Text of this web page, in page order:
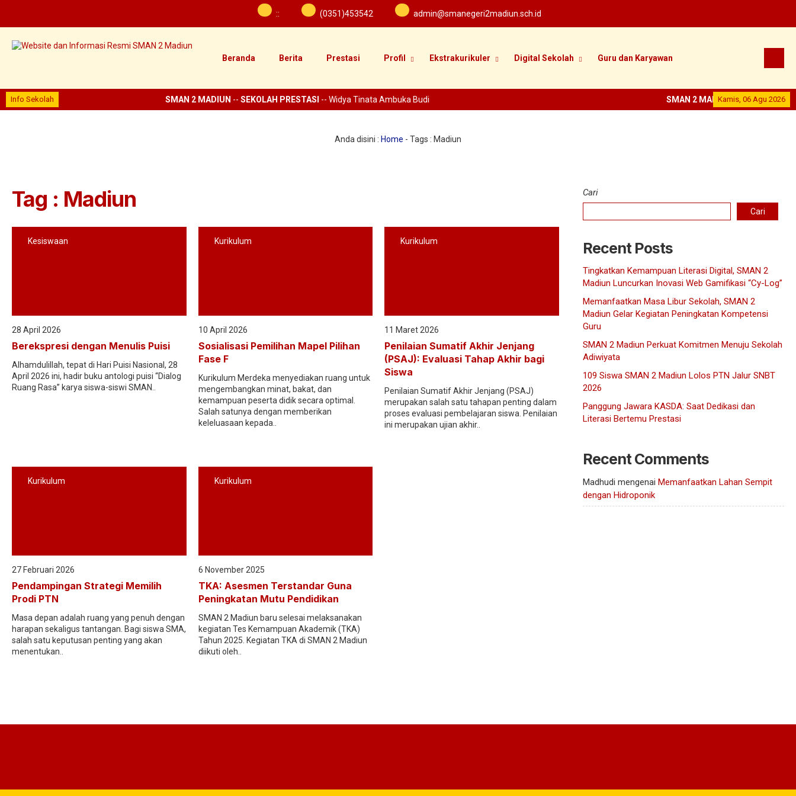
:: (0351)453542 admin@smanegeri2madiun.sch.id
Beranda Berita Prestasi Profil Ekstrakurikuler Digital Sekolah Guru dan Karyawan
Info Sekolah Kamis, 06 Agu 2026
SMAN 2 MADIUN--SEKOLAH
SMAN 2 MADIUN --SEKOLAH PRESTASI-- Widya Tinata Ambuka Budi
Anda disini : Home - Tags : Madiun
Tag : Madiun
Kesiswaan
28 April 2026
Berekspresi dengan Menulis Puisi
Alhamdulillah, tepat di Hari Puisi Nasional, 28
April 2026 ini, hadir buku antologi puisi “Dialog
Ruang Rasa” karya siswa-siswi SMAN..
Kurikulum
10 April 2026
Sosialisasi Pemilihan Mapel Pilihan
Fase F
Kurikulum Merdeka menyediakan ruang untuk
mengembangkan minat, bakat, dan
kemampuan peserta didik secara optimal.
Salah satunya dengan memberikan
keleluasaan kepada..
Kurikulum
11 Maret 2026
Penilaian Sumatif Akhir Jenjang
(PSAJ): Evaluasi Tahap Akhir bagi
Siswa
Penilaian Sumatif Akhir Jenjang (PSAJ)
merupakan salah satu tahapan penting dalam
proses evaluasi pembelajaran siswa. Penilaian
ini merupakan ujian akhir..
Kurikulum
27 Februari 2026
Pendampingan Strategi Memilih
Prodi PTN
Masa depan adalah ruang yang penuh dengan
harapan sekaligus tantangan. Bagi siswa SMA,
salah satu keputusan penting yang akan
menentukan..
Kurikulum
6 November 2025
TKA: Asesmen Terstandar Guna
Peningkatan Mutu Pendidikan
SMAN 2 Madiun baru selesai melaksanakan
kegiatan Tes Kemampuan Akademik (TKA)
Tahun 2025. Kegiatan TKA di SMAN 2 Madiun
diikuti oleh..
Cari
Cari
Recent Posts
Tingkatkan Kemampuan Literasi Digital, SMAN 2
Madiun Luncurkan Inovasi Web Gamifikasi “Cy-Log”
Memanfaatkan Masa Libur Sekolah, SMAN 2
Madiun Gelar Kegiatan Peningkatan Kompetensi
Guru
SMAN 2 Madiun Perkuat Komitmen Menuju Sekolah
Adiwiyata
109 Siswa SMAN 2 Madiun Lolos PTN Jalur SNBT
2026
Panggung Jawara KASDA: Saat Dedikasi dan
Literasi Bertemu Prestasi
Recent Comments
Madhudi mengenai Memanfaatkan Lahan Sempit
dengan Hidroponik